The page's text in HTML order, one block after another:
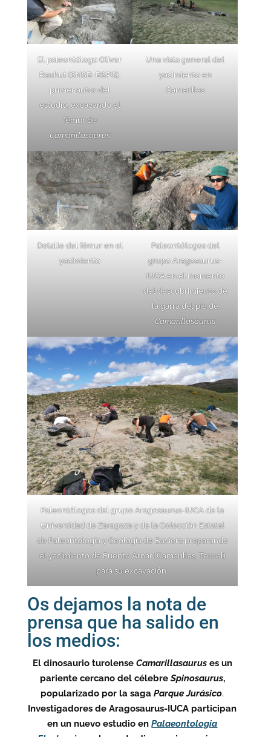
El paleontólogo Oliver
Rauhut (SNSB-BSPG),
primer autor del
estudio, excavando el
fémur de
Camarillasaurus
Una vista general del
yacimiento en
Camarillas
Detalle del fémur en el
yacimiento
Paleontólogos del
grupo Aragosaurus-
IUCA en el momento
del descubrimiento de
la garra del pie de
Camarillasaurus
Paleontólogos del grupo Aragosaurus-IUCA de la
Universidad de Zaragoza y de la Colección Estatal
de Paleontología y Geología de Baviera preparando
el yacimiento de Fuente Arnar (Camarillas, Teruel)
para su excavación.
Os dejamos la nota de
prensa que ha salido en
los medios:
El dinosaurio turolense Camarillasauruses un
pariente cercano del célebreSpinosaurus,
popularizado por la sagaParque Jurásico.
Investigadores de Aragosaurus-IUCA participan
en un nuevo estudio enPalaeontologia